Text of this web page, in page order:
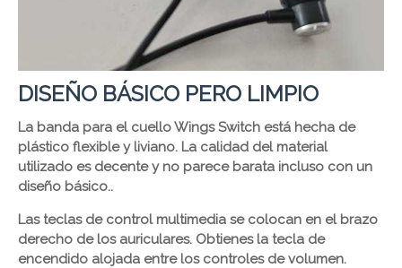
DISEÑO BÁSICO PERO LIMPIO
La banda para el cuello Wings Switch está hecha de
plástico flexible y liviano. La calidad del material
utilizado es decente y no parece barata incluso con un
diseño básico..
Las teclas de control multimedia se colocan en el brazo
derecho de los auriculares. Obtienes la tecla de
encendido alojada entre los controles de volumen.